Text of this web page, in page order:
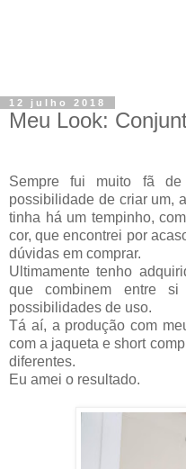
12 julho 2018
Meu Look:
Sempre fui muito fã
possibilidade de criar um,
tinha há um tempinho,
cor, que encontrei por
dúvidas em comprar.
Ultimamente tenho
que combinem entre
possibilidades de uso.
Tá aí, a produção com
com a jaqueta e short
diferentes.
Eu amei o resultado.